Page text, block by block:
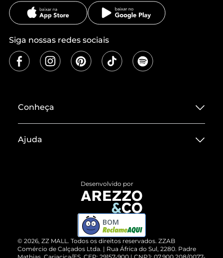
Siga nossas redes sociais
Conheça
Termos de Uso
ZZ MALL é confiável
Cartão Presente
Ajuda
Devolução do Produto
Compre pelo WhatsApp
© 2026, ZZ MALL. Todos os direitos reservados. ZZAB
Comércio de Calçados Ltda. | Rua África do Sul, 2280. Padre
Desenvolvido por
BOM